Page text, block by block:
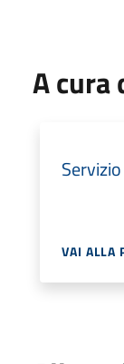
A cura
VAI ALLA